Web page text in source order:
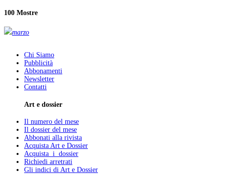
100 Mostre
marzo
Chi Siamo
Pubblicità
Abbonamenti
Newsletter
Contatti
Art e dossier
Il numero del mese
Il dossier del mese
Abbonati alla rivista
Acquista Art e Dossier
Acquista i dossier
Richiedi arretrati
Gli indici di Art e Dossier